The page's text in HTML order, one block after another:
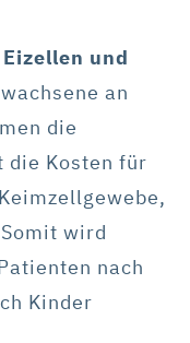
und
an
die
die Kosten für
wird
nach
Kinder